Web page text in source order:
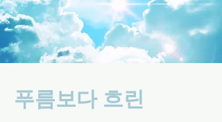
푸름보다 흐린